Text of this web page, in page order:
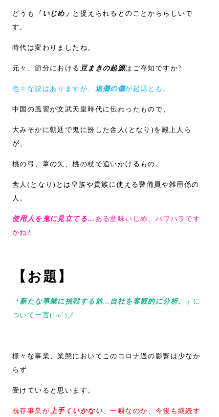
どうも 「いじめ」 と捉えられるとのことかららしいで
す。
時代は変わりましたね。
元々、節分における 豆まきの起源はご存知ですか?
色々な説はありますが、 追儺の儀が起源とも。
中国の風習が文武天皇時代に伝わったもので、
大みそかに朝廷で鬼に扮した舎人(となり)を殿上人ら
が、
桃の弓、葦の矢、桃の杖で追いかけるもの。
舎人(となり)とは皇族や貴族に使える警備員や雑用係の
人。
使用人を鬼に見立てる…ある意味いじめ、パワハラです
かね?
【お題】
「新たな事業に挑戦する前…自社を客観的に分析。」 に
ついて一言(‘ω’)ノ
様々な事業、業態においてこのコロナ過の影響は少なか
らず
受けていると思います。
既存事業が 上手くいかない、一瞬なのか、今後も継続す